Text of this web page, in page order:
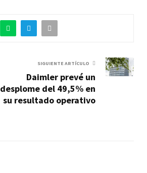
SIGUIENTE ARTÍCULO
Daimler prevé un
desplome del 49,5% en
su resultado operativo